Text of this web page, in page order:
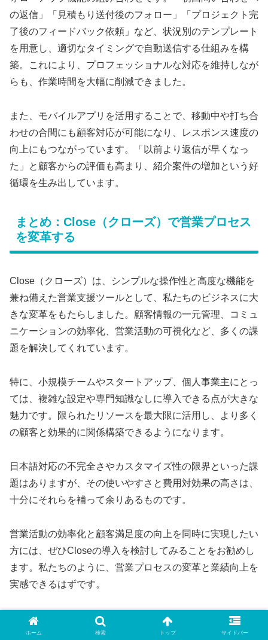
の返信」「見積もり送付後のフォロー」「プロジェクト完
了後のフィードバック依頼」など、状況別のテンプレート
を用意し、適切なタイミングで自動送信する仕組みを構
築。これにより、プロフェッショナルな対応を維持しなが
らも、作業時間を大幅に削減できました。
また、モバイルアプリを活用することで、移動中や打ち合
わせの合間にも顧客対応が可能になり、レスポンス速度の
向上にもつながっています。「以前より返信が早くなっ
た」と顧客からの評価も高まり、紹介案件の増加という好
循環を生み出しています。
まとめ：Close（クローズ）で営業プロセス
を変革する
Close（クローズ）は、シンプルな操作性と高度な機能を
兼ね備えた営業支援ツールとして、私たちのビジネスに大
きな変革をもたらしました。顧客情報の一元管理、コミュ
ニケーションの効率化、営業活動の可視化など、多くの課
題を解決してくれています。
特に、小規模チームやスタートアップ、個人事業主にとっ
ては、複雑な設定や専門知識なしに導入できる点が大きな
魅力です。限られたリソースを最大限に活用し、より多く
の顧客と効果的に関係構築できるようになります。
日本語対応の不完全さやカスタマイズ性の限界といった課
題はありますが、その使いやすさと費用対効果の高さは、
十分にそれらを補って余りあるものです。
営業活動の効率化と顧客満足度の向上を同時に実現したい
方には、ぜひCloseの導入を検討してみることをお勧めし
ます。私たちのように、営業プロセスの変革と業績向上を
実感できるはずです。
※この記事は「メルマガクチコミナビ｜マーケティング担
当者のための口コミ・評判サイト」の編集部に寄せられた
ホーム 検索 トップ サイドバー